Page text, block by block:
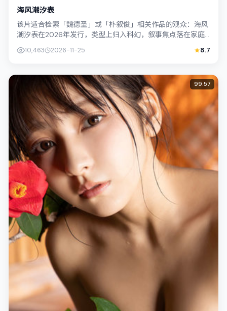
海风潮汐表
该片适合检索「魏德圣」或「朴叙俊」相关作品的观众：海风
潮汐表在2026年发行，类型上归入科幻，叙事焦点落在家庭
10,463 2026-11-25 8.7
99:57